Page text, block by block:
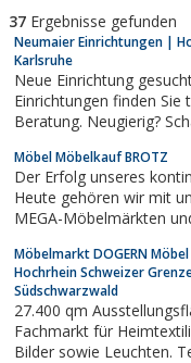
37 Ergebnisse gefunden
Neumaier Einrichtungen |
Karlsruhe
Neue Einrichtung
Einrichtungen finden
Beratung. Neugierig?
Möbel Möbelkauf BROTZ
Der Erfolg unseres
Heute gehören wir mit
MEGA-Möbelmärkten
und Bruchsal zu den
unseren Kunden mit
Möbelmarkt DOGERN
Hochrhein Schweizer
Südschwarzwald
27.400 qm
Fachmarkt für Heimtextilien, Glas und Porzellan.
Bilder sowie Leuchten.